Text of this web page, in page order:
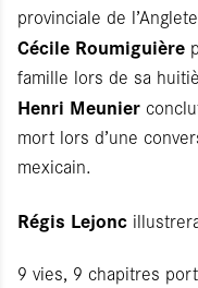
provinciale de
Cécile Roumiguière
famille lors de sa
Henri Meunier
mort lors d’une
mexicain.
Régis Lejonc
9 vies, 9 chapitres